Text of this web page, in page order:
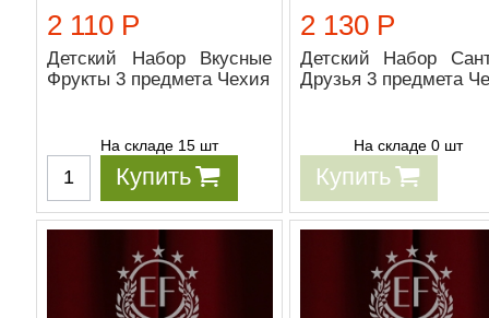
2 110 Р
Детский Набор Вкусные
Фрукты 3 предмета Чехия
На складе 15 шт
Купить
2 130 Р
Детский Набор
Друзья 3 предмета
На складе 0 шт
Купить